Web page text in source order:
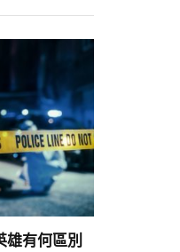
有何區別